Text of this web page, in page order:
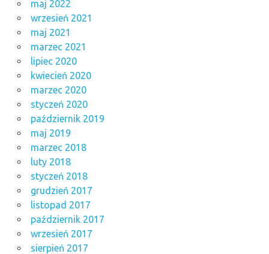
maj 2022
wrzesień 2021
maj 2021
marzec 2021
lipiec 2020
kwiecień 2020
marzec 2020
styczeń 2020
październik 2019
maj 2019
marzec 2018
luty 2018
styczeń 2018
grudzień 2017
listopad 2017
październik 2017
wrzesień 2017
sierpień 2017